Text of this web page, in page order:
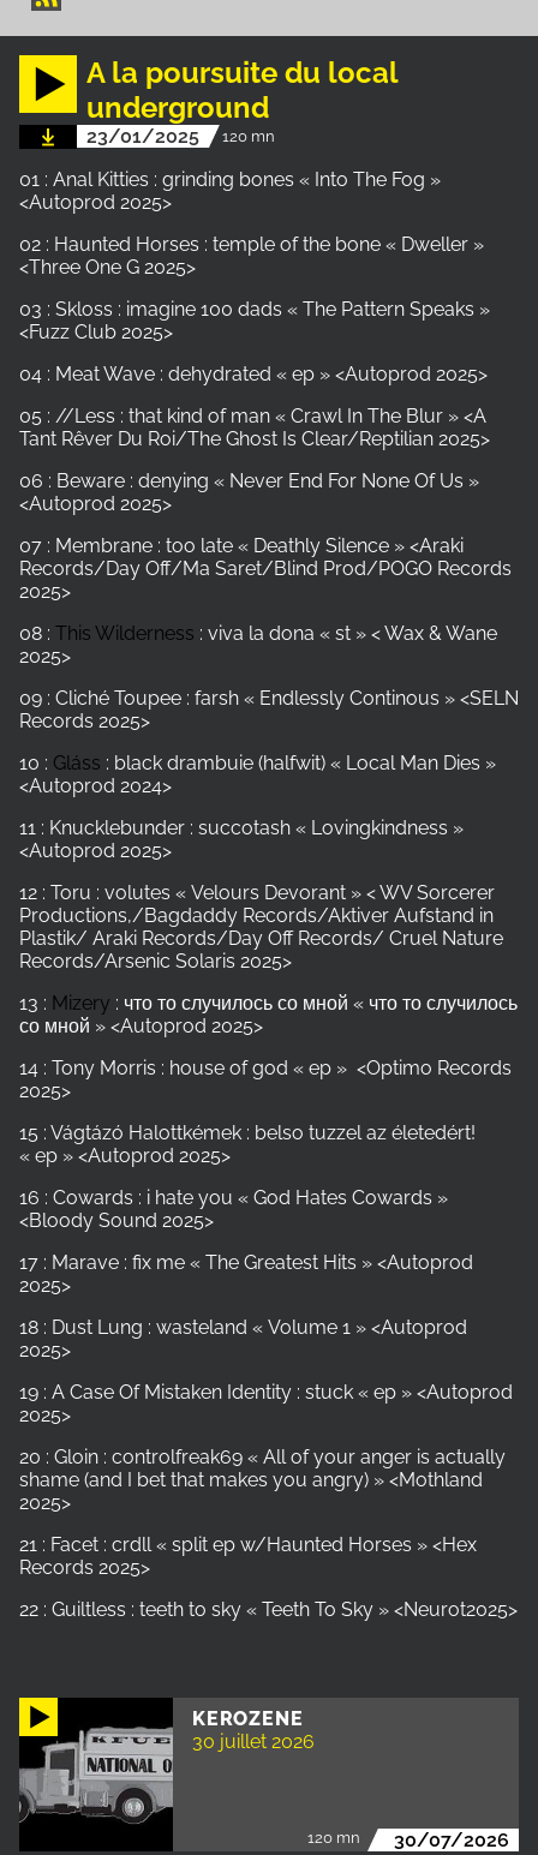
KEROZENE
30 juillet 2026
120 mn 30/07/2026
A la poursuite du local
underground
23/01/2025 120 mn
01 : Anal Kitties : grinding bones « Into The Fog »
<Autoprod 2025>
02 : Haunted Horses : temple of the bone « Dweller »
<Three One G 2025>
03 : Skloss : imagine 100 dads « The Pattern Speaks »
<Fuzz Club 2025>
04 : Meat Wave : dehydrated « ep » <Autoprod 2025>
05 : //Less : that kind of man « Crawl In The Blur » <A
Tant Rêver Du Roi/The Ghost Is Clear/Reptilian 2025>
06 : Beware : denying « Never End For None Of Us »
<Autoprod 2025>
07 : Membrane : too late « Deathly Silence » <Araki
Records/Day Off/Ma Saret/Blind Prod/POGO Records
2025>
08 : This Wilderness : viva la dona « st » < Wax & Wane
2025>
09 : Cliché Toupee : farsh « Endlessly Continous » <SELN
Records 2025>
10 : Gláss : black drambuie (halfwit) « Local Man Dies »
<Autoprod 2024>
11 : Knucklebunder : succotash « Lovingkindness »
<Autoprod 2025>
12 : Toru : volutes « Velours Devorant » < WV Sorcerer
Productions,/Bagdaddy Records/Aktiver Aufstand in
Plastik/ Araki Records/Day Off Records/ Cruel Nature
Records/Arsenic Solaris 2025>
13 : Mizery : что то случилось со мной « что то случилось
со мной » <Autoprod 2025>
14 : Tony Morris : house of god « ep » <Optimo Records
2025>
15 : Vágtázó Halottkémek : belso tuzzel az életedért!
« ep » <Autoprod 2025>
16 : Cowards : i hate you « God Hates Cowards »
<Bloody Sound 2025>
17 : Marave : fix me « The Greatest Hits » <Autoprod
2025>
18 : Dust Lung : wasteland « Volume 1 » <Autoprod
2025>
19 : A Case Of Mistaken Identity : stuck « ep » <Autoprod
2025>
20 : Gloin : controlfreak69 « All of your anger is actually
shame (and I bet that makes you angry) » <Mothland
2025>
21 : Facet : crdll « split ep w/Haunted Horses » <Hex
Records 2025>
22 : Guiltless : teeth to sky « Teeth To Sky » <Neurot2025>